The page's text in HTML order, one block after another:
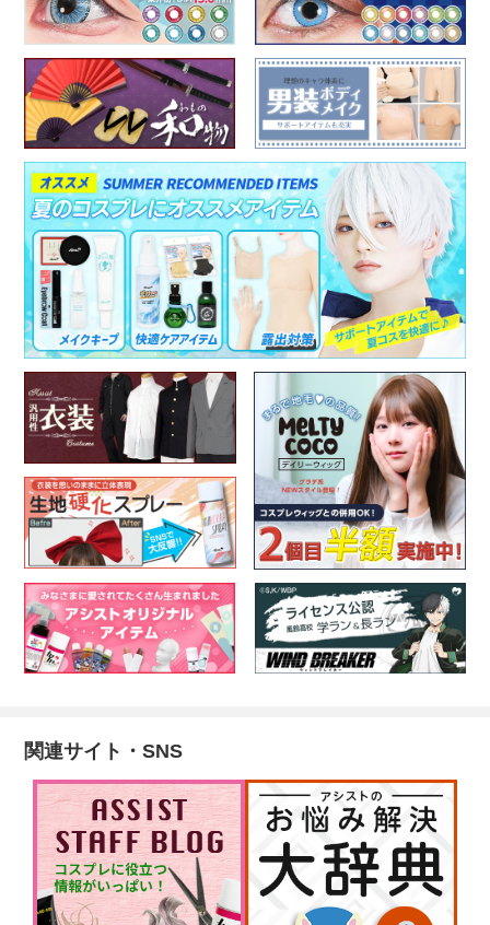
関連サイト・SNS